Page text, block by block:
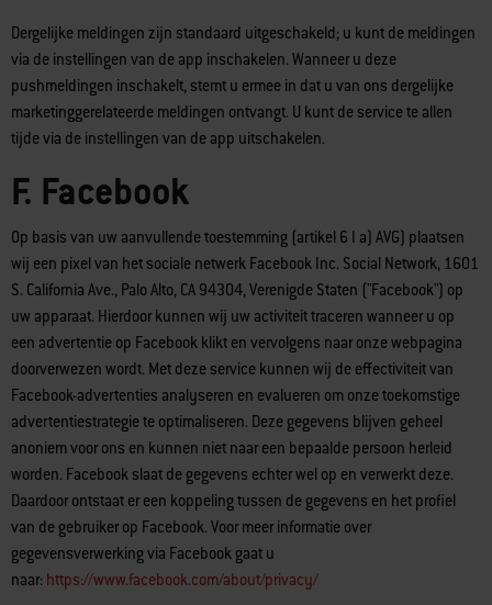
Dergelijke meldingen zijn standaard uitgeschakeld; u kunt de meldingen
via de instellingen van de app inschakelen. Wanneer u deze
pushmeldingen inschakelt, stemt u ermee in dat u van ons dergelijke
marketinggerelateerde meldingen ontvangt. U kunt de service te allen
tijde via de instellingen van de app uitschakelen.
F. Facebook
Op basis van uw aanvullende toestemming (artikel 6 I a) AVG) plaatsen
wij een pixel van het sociale netwerk Facebook Inc. Social Network, 1601
S. California Ave., Palo Alto, CA 94304, Verenigde Staten ("Facebook") op
uw apparaat. Hierdoor kunnen wij uw activiteit traceren wanneer u op
een advertentie op Facebook klikt en vervolgens naar onze webpagina
doorverwezen wordt. Met deze service kunnen wij de effectiviteit van
Facebook-advertenties analyseren en evalueren om onze toekomstige
advertentiestrategie te optimaliseren. Deze gegevens blijven geheel
anoniem voor ons en kunnen niet naar een bepaalde persoon herleid
worden. Facebook slaat de gegevens echter wel op en verwerkt deze.
Daardoor ontstaat er een koppeling tussen de gegevens en het profiel
van de gebruiker op Facebook. Voor meer informatie over
gegevensverwerking via Facebook gaat u
naar: https://www.facebook.com/about/privacy/